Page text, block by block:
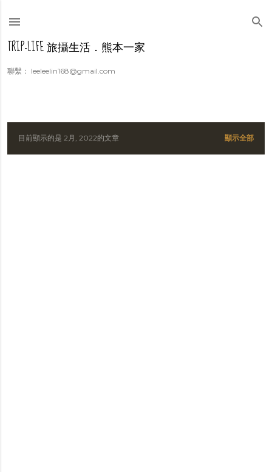
TRIP-LIFE 旅攝生活．熊本一家
聯繫： leeleelin168@gmail.com
發目前顯示的是 2月, 2022的文章 顯示全部